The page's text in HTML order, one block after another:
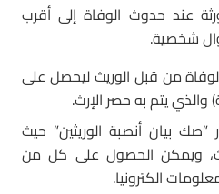
عند حدوث الوفاة إلى أقرب
شخصية.
من قبل الوريث ليحصل على
يتم به حصر الإرث.
”صك بيان أنصبة الوريثين” حيث
ويمكن الحصول على كل من
الكترونيا.